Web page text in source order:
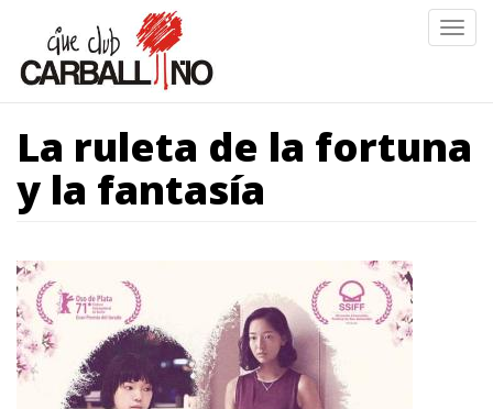
contido
principal
La ruleta de la fortuna
y la fantasía